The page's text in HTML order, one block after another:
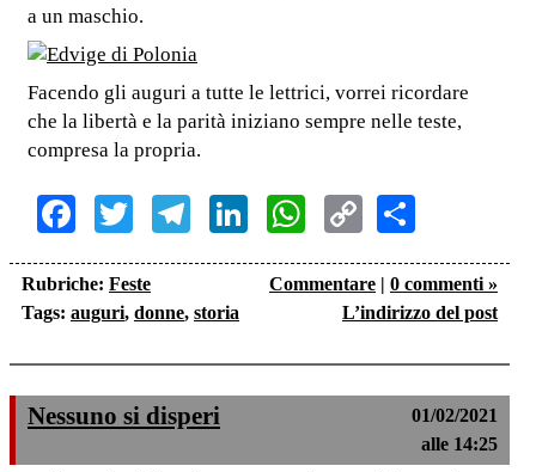
a un maschio.
Facendo gli auguri a tutte le lettrici, vorrei ricordare
che la libertà e la parità iniziano sempre nelle teste,
compresa la propria.
Facebook
TwitterTelegram
LinkedInWhatsApp
Copy
Link
Rubriche: Feste
Tags: auguri, donne, storia
Commentare | 0 commenti »
L’indirizzo del post
Nessuno si disperi
01/02/2021
alle 14:25